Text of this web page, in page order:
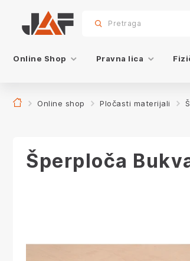
sr.skip-to.main-content
sr.skip-to.table-of-contents
sr.skip-to.main-navigation
Pretraga
Online Shop Pravna lica
Online shop Pločasti materijali
Šperploča